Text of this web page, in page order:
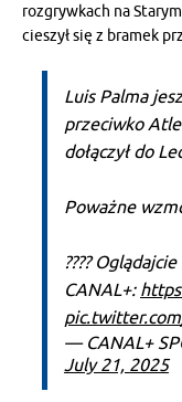
rozgrywkach na
cieszył się z bramek
Luis Palma
przeciwko
dołączył do
Poważne
????
CANAL+:
— CANAL+
July 21, 2025